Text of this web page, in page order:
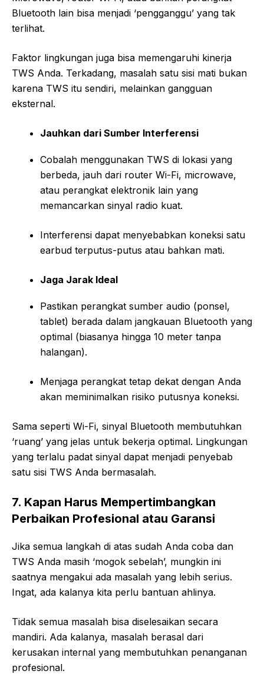
Bluetooth lain bisa menjadi ‘pengganggu’ yang tak
terlihat.
Faktor lingkungan juga bisa memengaruhi kinerja
TWS Anda. Terkadang, masalah satu sisi mati bukan
karena TWS itu sendiri, melainkan gangguan
eksternal.
Jauhkan dari Sumber Interferensi
Cobalah menggunakan TWS di lokasi yang
berbeda, jauh dari router Wi-Fi, microwave,
atau perangkat elektronik lain yang
memancarkan sinyal radio kuat.
Interferensi dapat menyebabkan koneksi satu
earbud terputus-putus atau bahkan mati.
Jaga Jarak Ideal
Pastikan perangkat sumber audio (ponsel,
tablet) berada dalam jangkauan Bluetooth yang
optimal (biasanya hingga 10 meter tanpa
halangan).
Menjaga perangkat tetap dekat dengan Anda
akan meminimalkan risiko putusnya koneksi.
Sama seperti Wi-Fi, sinyal Bluetooth membutuhkan
‘ruang’ yang jelas untuk bekerja optimal. Lingkungan
yang terlalu padat sinyal dapat menjadi penyebab
satu sisi TWS Anda bermasalah.
7. Kapan Harus Mempertimbangkan
Perbaikan Profesional atau Garansi
Jika semua langkah di atas sudah Anda coba dan
TWS Anda masih ‘mogok sebelah’, mungkin ini
saatnya mengakui ada masalah yang lebih serius.
Ingat, ada kalanya kita perlu bantuan ahlinya.
Tidak semua masalah bisa diselesaikan secara
mandiri. Ada kalanya, masalah berasal dari
kerusakan internal yang membutuhkan penanganan
profesional.